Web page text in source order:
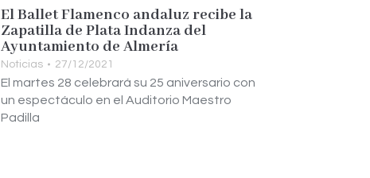
El Ballet Flamenco andaluz recibe la
Zapatilla de Plata Indanza del
Ayuntamiento de Almería
Noticias 27/12/2021
El martes 28 celebrará su 25 aniversario con
un espectáculo en el Auditorio Maestro
Padilla